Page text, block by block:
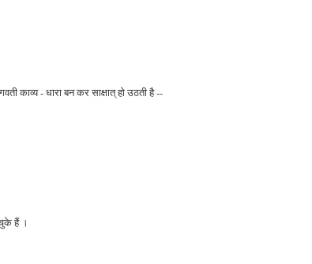
काव्य - धारा बन कर साक्षात् हो उठती है --
हैं ।